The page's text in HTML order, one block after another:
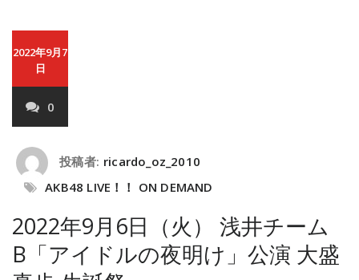
2022年9月7
日
0
投稿者: ricardo_oz_2010
AKB48 LIVE！！ ON DEMAND
2022年9月6日（火） 浅井チーム
B「アイドルの夜明け」公演 大盛